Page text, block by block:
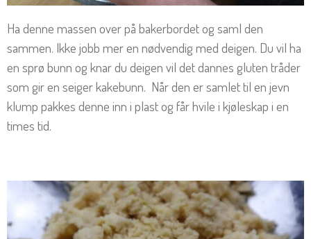
Ha denne massen over på bakerbordet og saml den
sammen. Ikke jobb mer en nødvendig med deigen. Du vil ha
en sprø bunn og knar du deigen vil det dannes gluten tråder
som gir en seiger kakebunn. Når den er samlet til en jevn
klump pakkes denne inn i plast og får hvile i kjøleskap i en
times tid.